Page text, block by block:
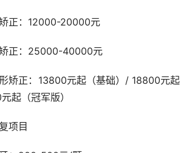
矫正：12000-20000元
矫正：25000-40000元
起（冠军版）
项目